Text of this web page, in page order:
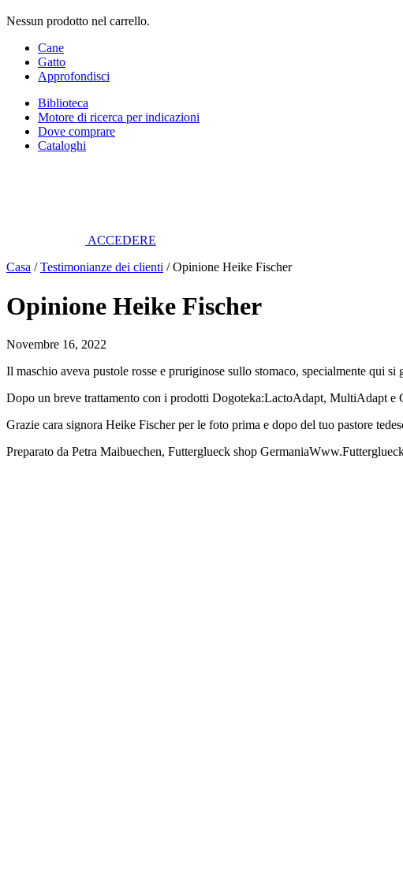
Nessun prodotto nel carrello.
Cane
Gatto
Approfondisci
Biblioteca
Motore di ricerca per indicazioni
Dove comprare
Cataloghi
ACCEDERE
Casa /Testimonianze dei clienti /Opinione Heike Fischer
Opinione Heike Fischer
Novembre 16, 2022
Il maschio aveva pustole rosse e pruriginose sullo stomaco, specialmente qui si
Dopo un breve trattamento con i prodotti Dogoteka:LactoAdapt, MultiAdapt e
Grazie cara signora Heike Fischer per le foto prima e dopo del tuo pastore
Preparato da Petra Maibuechen, Futterglueck shop